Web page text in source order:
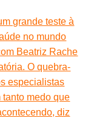
grande teste à
no mundo
Beatriz Rache
O quebra-
especialistas
medo que
diz